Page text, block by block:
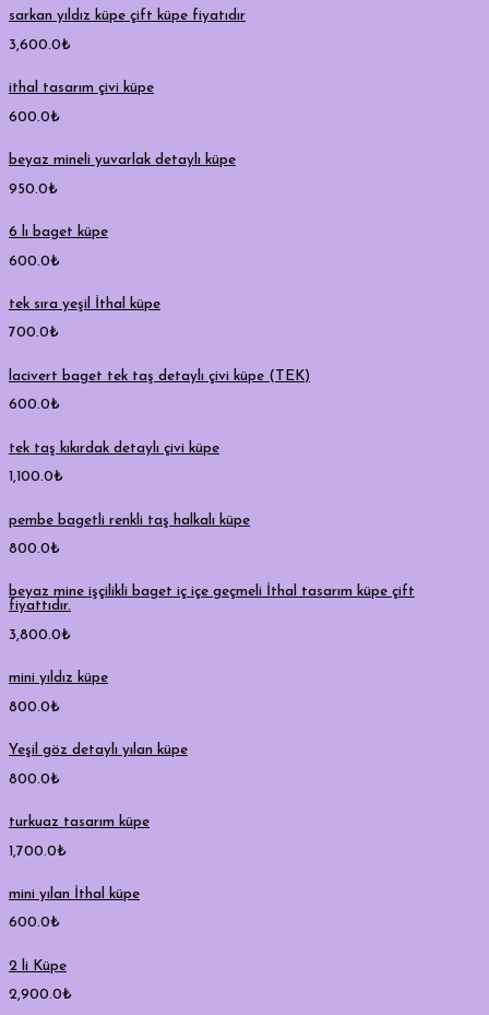
sarkan yıldız küpe çift küpe fiyatıdır
3,600.0₺
ithal tasarım çivi küpe
600.0₺
beyaz mineli yuvarlak detaylı küpe
950.0₺
6 lı baget küpe
600.0₺
tek sıra yeşil İthal küpe
700.0₺
lacivert baget tek taş detaylı çivi küpe (TEK)
600.0₺
tek taş kıkırdak detaylı çivi küpe
1,100.0₺
pembe bagetli renkli taş halkalı küpe
800.0₺
beyaz mine işçilikli baget iç içe geçmeli İthal tasarım küpe çift
fiyattıdır.
3,800.0₺
mini yıldız küpe
800.0₺
Yeşil göz detaylı yılan küpe
800.0₺
turkuaz tasarım küpe
1,700.0₺
mini yılan İthal küpe
600.0₺
2 li Küpe
2,900.0₺